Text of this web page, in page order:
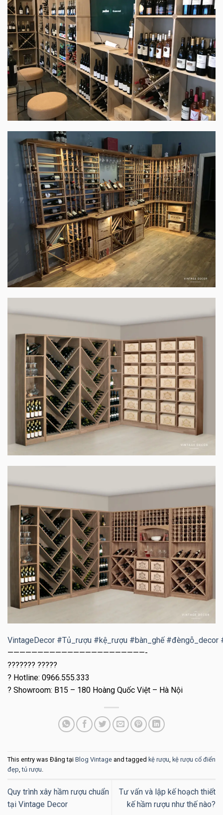
VintageDecor #Tủ_rượu #kệ_rượu #bàn_ghế #đèngỗ_decor
———————————————————————-
??????? ?????
? Hotline: 0966.555.333
? Showroom: B15 – 180 Hoàng Quốc Việt – Hà Nội
This entry was Đăng tại Blog Vintage and tagged kệ rượu, kệ rượu cổ điển
đẹp,tủ rượu.
Quy trình xây hầm rượu chuẩn
tại Vintage Decor
Tư vấn và lập kế hoạch thiết
kế hầm rượu như thế nào?